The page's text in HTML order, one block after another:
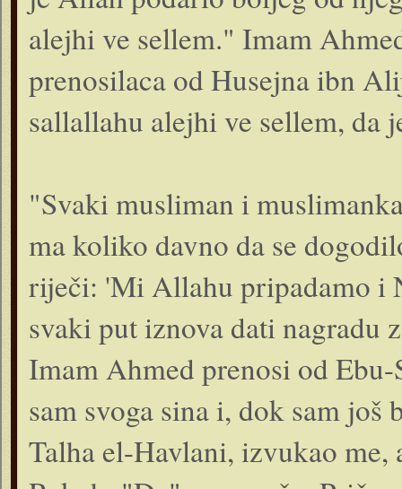
alejhi ve sellem." Imam
prenosilaca od Husejna ibn
sallallahu alejhi ve sellem, da
"Svaki musliman i
ma koli­ko davno da se
riječi: 'Mi Allahu pripadamo i
svaki put iznova dati nagradu
Imam Ahmed prenosi od
sam svoga sina i, dok sam
Talha el-Havlani, izvukao